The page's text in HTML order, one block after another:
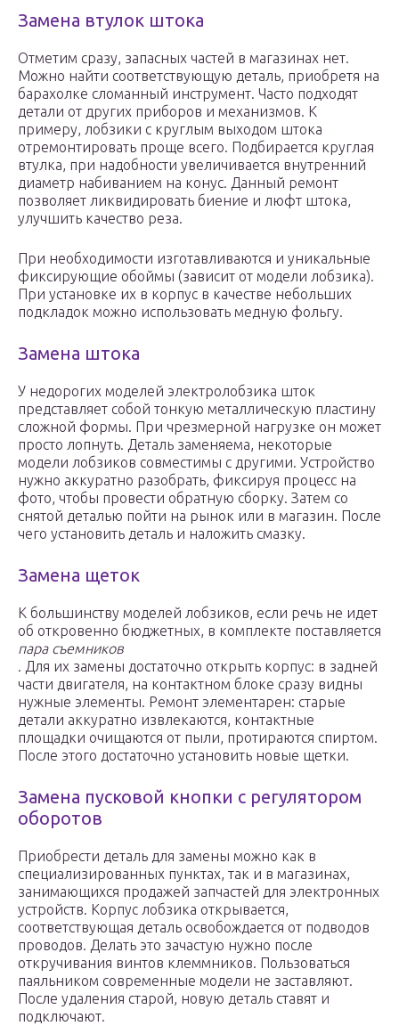
Замена втулок штока
Отметим сразу, запасных частей в магазинах нет.
Можно найти соответствующую деталь, приобретя на
барахолке сломанный инструмент. Часто подходят
детали от других приборов и механизмов. К
примеру, лобзики с круглым выходом штока
отремонтировать проще всего. Подбирается круглая
втулка, при надобности увеличивается внутренний
диаметр набиванием на конус. Данный ремонт
позволяет ликвидировать биение и люфт штока,
улучшить качество реза.
При необходимости изготавливаются и уникальные
фиксирующие обоймы (зависит от модели лобзика).
При установке их в корпус в качестве небольших
подкладок можно использовать медную фольгу.
Замена штока
У недорогих моделей электролобзика шток
представляет собой тонкую металлическую пластину
сложной формы. При чрезмерной нагрузке он может
просто лопнуть. Деталь заменяема, некоторые
модели лобзиков совместимы с другими. Устройство
нужно аккуратно разобрать, фиксируя процесс на
фото, чтобы провести обратную сборку. Затем со
снятой деталью пойти на рынок или в магазин. После
чего установить деталь и наложить смазку.
Замена щеток
К большинству моделей лобзиков, если речь не идет
об откровенно бюджетных, в комплекте поставляется
пара съемников
. Для их замены достаточно открыть корпус: в задней
части двигателя, на контактном блоке сразу видны
нужные элементы. Ремонт элементарен: старые
детали аккуратно извлекаются, контактные
площадки очищаются от пыли, протираются спиртом.
После этого достаточно установить новые щетки.
Замена пусковой кнопки с регулятором
оборотов
Приобрести деталь для замены можно как в
специализированных пунктах, так и в магазинах,
занимающихся продажей запчастей для электронных
устройств. Корпус лобзика открывается,
соответствующая деталь освобождается от подводов
проводов. Делать это зачастую нужно после
откручивания винтов клеммников. Пользоваться
паяльником современные модели не заставляют.
После удаления старой, новую деталь ставят и
подключают.